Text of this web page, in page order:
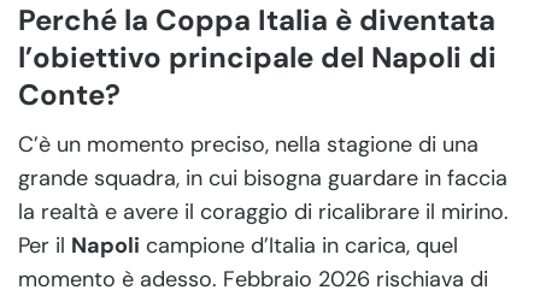
Perché la Coppa Italia è diventata
l’obiettivo principale del Napoli di
Conte?
C’è un momento preciso, nella stagione di una
grande squadra, in cui bisogna guardare in faccia
la realtà e avere il coraggio di ricalibrare il mirino.
Per il Napoli campione d’Italia in carica, quel
momento è adesso. Febbraio 2026 rischiava di